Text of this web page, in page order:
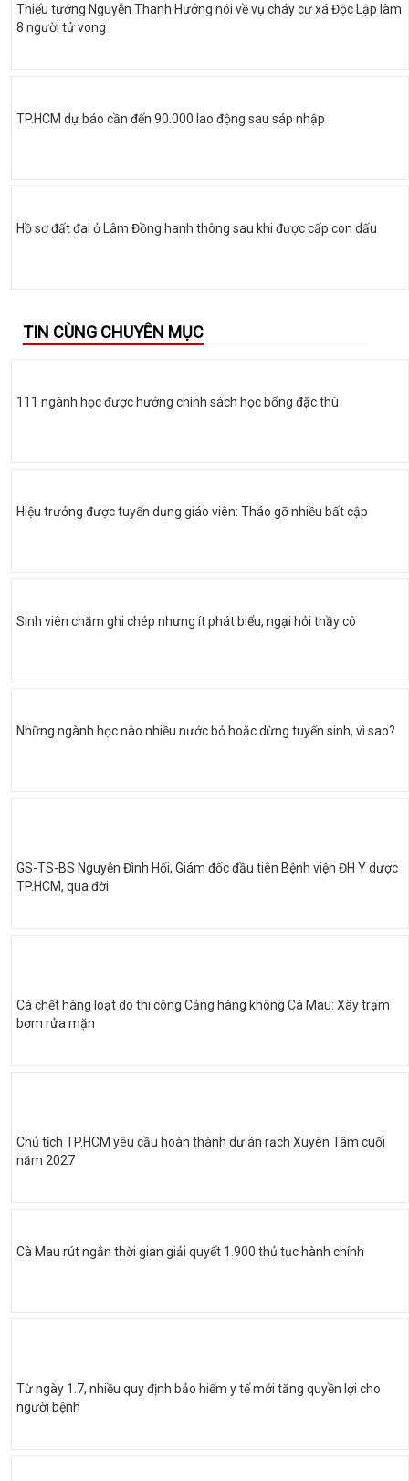
Thiếu tướng Nguyễn Thanh Hưởng nói về vụ cháy cư xá Độc Lập làm
8 người tử vong
TP.HCM dự báo cần đến 90.000 lao động sau sáp nhập
Hồ sơ đất đai ở Lâm Đồng hanh thông sau khi được cấp con dấu
TIN CÙNG CHUYÊN MỤC
111 ngành học được hưởng chính sách học bổng đặc thù
Hiệu trưởng được tuyển dụng giáo viên: Tháo gỡ nhiều bất cập
Sinh viên chăm ghi chép nhưng ít phát biểu, ngại hỏi thầy cô
Những ngành học nào nhiều nước bỏ hoặc dừng tuyển sinh, vì sao?
GS-TS-BS Nguyễn Đình Hối, Giám đốc đầu tiên Bệnh viện ĐH Y dược
TP.HCM, qua đời
Cá chết hàng loạt do thi công Cảng hàng không Cà Mau: Xây trạm
bơm rửa mặn
Chủ tịch TP.HCM yêu cầu hoàn thành dự án rạch Xuyên Tâm cuối
năm 2027
Cà Mau rút ngắn thời gian giải quyết 1.900 thủ tục hành chính
Từ ngày 1.7, nhiều quy định bảo hiểm y tế mới tăng quyền lợi cho
người bệnh